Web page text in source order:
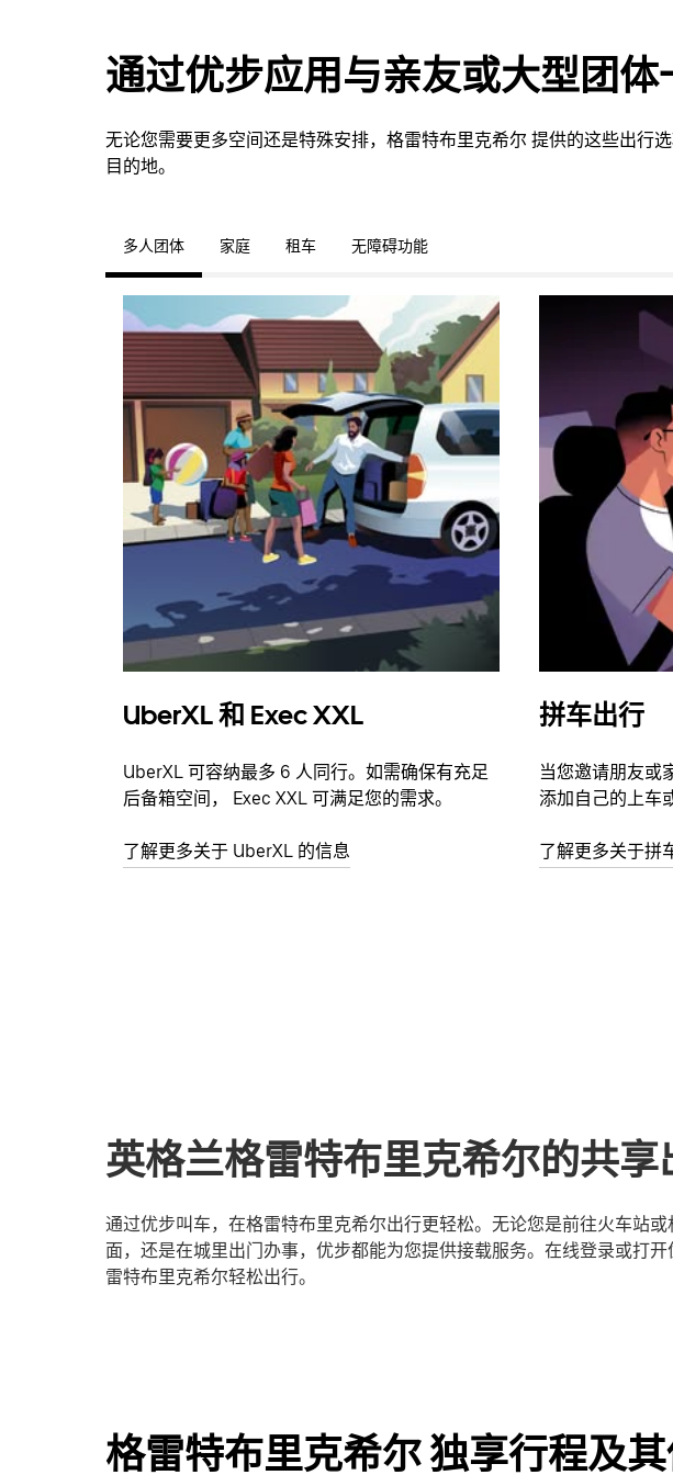
通过优步应用与亲友或大型团体
无论您需要更多空间还是特殊安排，格雷特布里克希尔 提供的这些出行
目的地。
多人团体 家庭 租车 无障碍功能
UberXL 和 Exec XXL
UberXL 可容纳最多 6 人同行。如需确保有充足
后备箱空间， Exec XXL 可满足您的需求。
了解更多关于 UberXL 的信息
拼车出行
当您邀请朋友或
添加自己的上车
了解更多关于拼
英格兰格雷特布里克希尔的共
通过优步叫车，在格雷特布里克希尔出行更轻松。无论您是前往火车站
面，还是在城里出门办事，优步都能为您提供接载服务。在线登录或打
雷特布里克希尔轻松出行。
格雷特布里克希尔 独享行程及